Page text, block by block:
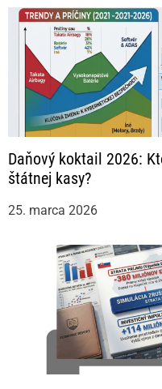
Daňový koktail 2026:
štátnej kasy?
25. marca 2026